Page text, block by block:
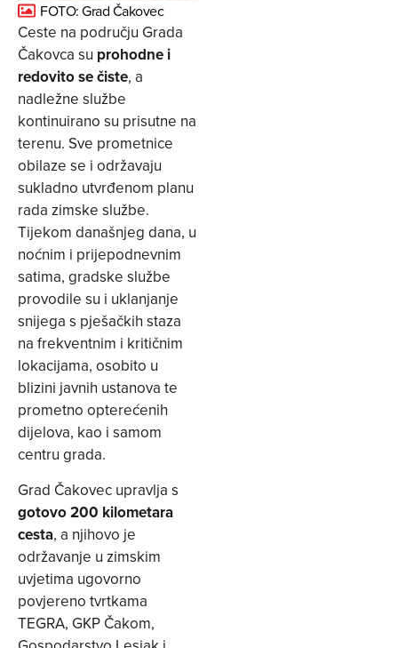
FOTO: Grad Čakovec
Ceste na području Grada
Čakovca su prohodne i
redovito se čiste, a
nadležne službe
kontinuirano su prisutne na
terenu. Sve prometnice
obilaze se i održavaju
sukladno utvrđenom planu
rada zimske službe.
Tijekom današnjeg dana, u
noćnim i prijepodnevnim
satima, gradske službe
provodile su i uklanjanje
snijega s pješačkih staza
na frekventnim i kritičnim
lokacijama, osobito u
blizini javnih ustanova te
prometno opterećenih
dijelova, kao i samom
centru grada.
Grad Čakovec upravlja s
gotovo 200 kilometara
cesta, a njihovo je
održavanje u zimskim
uvjetima ugovorno
povjereno tvrtkama
TEGRA, GKP Čakom,